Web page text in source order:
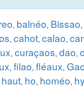
, balnéo, Bissao,
, cahot, calao,
, curaçaos, dao,
, filao, fléaux,
haut, ho, homéo,